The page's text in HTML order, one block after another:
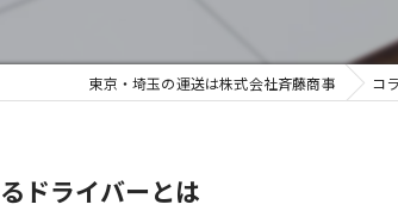
東京・埼玉の運送は株式会社斉藤商事 コ
ドライバーとは